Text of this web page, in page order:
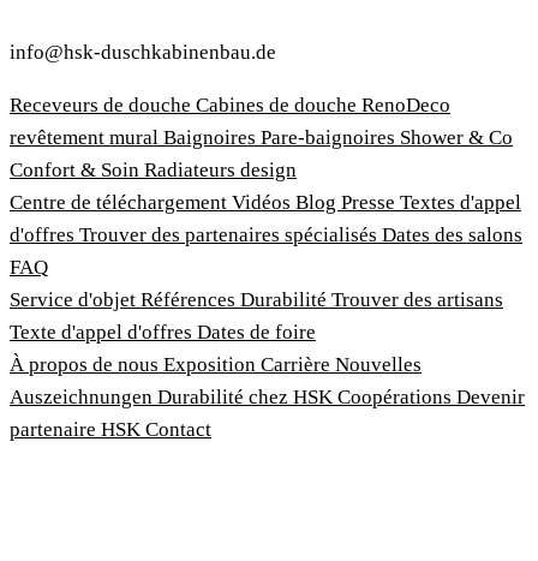
info@hsk-duschkabinenbau.de
Receveurs de douche Cabines de douche RenoDeco
revêtement mural Baignoires Pare-baignoires Shower & Co
Confort & Soin Radiateurs design
Centre de téléchargement Vidéos Blog Presse Textes d'appel
d'offres Trouver des partenaires spécialisés Dates des salons
FAQ
Service d'objet Références Durabilité Trouver des artisans
Texte d'appel d'offres Dates de foire
À propos de nous Exposition Carrière Nouvelles
Auszeichnungen Durabilité chez HSK Coopérations Devenir
partenaire HSK Contact